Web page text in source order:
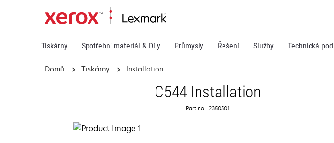
Tiskárny Spotřební materiál & Díly Průmysly Řešení Služby Technická
Domů Tiskárny Installation
C544 Installation
Part no.: 2350501